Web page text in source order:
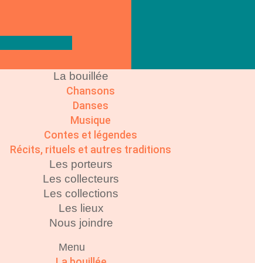
La bouillée
Chansons
Danses
Musique
Contes et légendes
Récits, rituels et autres traditions
Les porteurs
Les collecteurs
Les collections
Les lieux
Nous joindre
Menu